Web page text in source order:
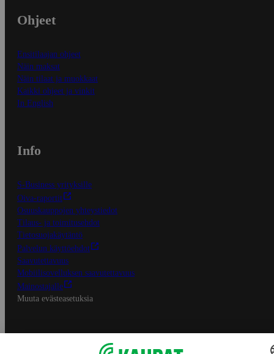
Ohjeet
Ensitilaajan ohjeet
Näin maksat
Näin tilaat ja muokkaat
Kaikki ohjeet ja vinkit
In English
Info
S-Business yrityksille
Oiva-raportit
Osuuskauppojen yhteystiedot
Tilaus- ja toimitusehdot
Tietosuojakäytäntö
Palvelun käyttöehdot
Saavutettavuus
Mobiilisovelluksen saavutettavuus
Mainostajalle
Muuta evästeasetuksia
S-ryhmän palvelut